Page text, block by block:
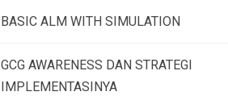
BASIC ALM WITH SIMULATION
GCG AWARENESS DAN STRATEGI
IMPLEMENTASINYA